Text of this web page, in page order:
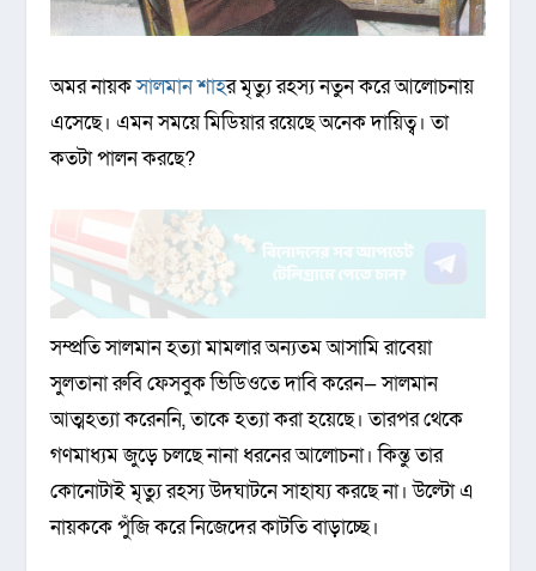
অমর নায়কসালমান শাহর মৃত্যু রহস্য নতুন করে আলোচনায়
এসেছে। এমন সময়ে মিডিয়ার রয়েছে অনেক দায়িত্ব। তা
কতটা পালন করছে?
সম্প্রতি সালমান হত্যা মামলার অন্যতম আসামি রাবেয়া
সুলতানা রুবি ফেসবুক ভিডিওতে দাবি করেন— সালমান
আত্মহত্যা করেননি, তাকে হত্যা করা হয়েছে। তারপর থেকে
গণমাধ্যম জুড়ে চলছে নানা ধরনের আলোচনা। কিন্তু তার
কোনোটাই মৃত্যু রহস্য উদঘাটনে সাহায্য করছে না। উল্টো এ
নায়ককে পুঁজি করে নিজেদের কাটতি বাড়াচ্ছে।